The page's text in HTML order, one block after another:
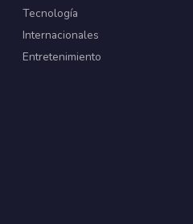
Tecnología
Internacionales
Entretenimiento